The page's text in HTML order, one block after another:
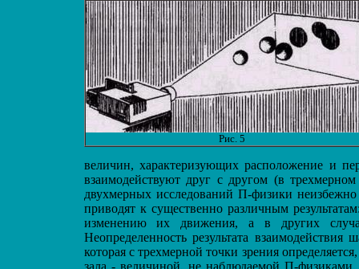
Рис. 5
величин, характеризующих расположение и
взаимодействуют друг с другом (в
двухмерных исследований П-физики
приводят к существенно различным
изменению их движения, а в других
Неопределенность результата
которая с трехмерной точки зрения
зала - величиной, не наблюдаемой П-физиками.